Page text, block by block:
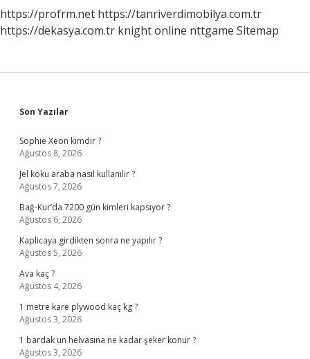
https://profrm.net https://tanriverdimobilya.com.tr
https://dekasya.com.tr knight online nttgame Sitemap
Sidebar
Son Yazılar
Sophie Xeon kimdir ?
Ağustos 8, 2026
Jel koku araba nasıl kullanılır ?
Ağustos 7, 2026
Bağ-Kur’da 7200 gün kimleri kapsıyor ?
Ağustos 6, 2026
Kaplicaya girdikten sonra ne yapılır ?
Ağustos 5, 2026
Ava kaç ?
Ağustos 4, 2026
1 metre kare plywood kaç kg ?
Ağustos 3, 2026
1 bardak un helvasına ne kadar şeker konur ?
Ağustos 3, 2026